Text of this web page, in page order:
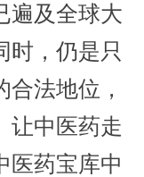
及全球大
时，仍是只
法地位，
让中医药走
医药宝库中